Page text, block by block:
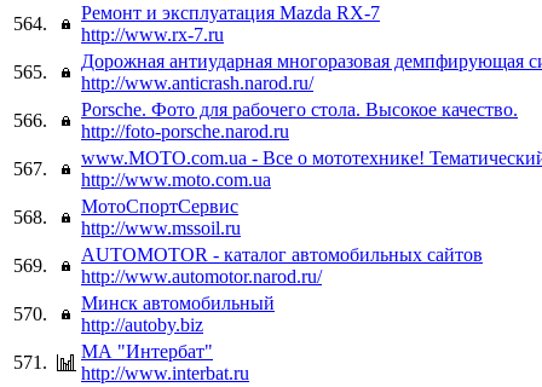
564.
Ремонт и эксплуатация Mazda RX-7
http://www.rx-7.ru
565.
Дорожная антиударная многоразовая демпфирующая
http://www.anticrash.narod.ru/
566.
Porsche. Фото для рабочего стола. Высокое качество.
http://foto-porsche.narod.ru
567.
www.MOTO.com.ua - Все о мототехнике!
http://www.moto.com.ua
568.
МотоСпортСервис
http://www.mssoil.ru
569.
AUTOMOTOR - каталог автомобильных сайтов
http://www.automotor.narod.ru/
570.
Минск автомобильный
http://autoby.biz
571.
МА "Интербат"
http://www.interbat.ru